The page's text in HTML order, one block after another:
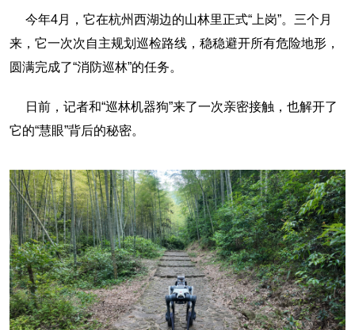
今年4月，它在杭州西湖边的山林里正式“上岗”。三个月
来，它一次次自主规划巡检路线，稳稳避开所有危险地形，
圆满完成了“消防巡林”的任务。
日前，记者和“巡林机器狗”来了一次亲密接触，也解开了
它的“慧眼”背后的秘密。